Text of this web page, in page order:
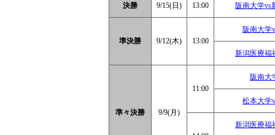
決勝 9/15(日) 13:00 阪南大学vs
準決勝 9/12(木) 13:00
阪南大学
新潟医療福
準々決勝 9/9(月)
11:00
阪南大
松本大学
新潟医療福